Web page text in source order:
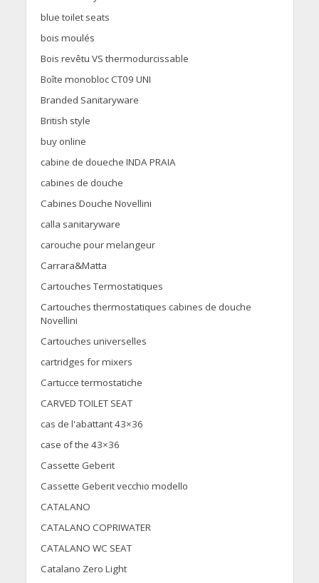
blue toilet seats
bois moulés
Bois revêtu VS thermodurcissable
Boîte monobloc CT09 UNI
Branded Sanitaryware
British style
buy online
cabine de doueche INDA PRAIA
cabines de douche
Cabines Douche Novellini
calla sanitaryware
carouche pour melangeur
Carrara&Matta
Cartouches Termostatiques
Cartouches thermostatiques cabines de douche
Novellini
Cartouches universelles
cartridges for mixers
Cartucce termostatiche
CARVED TOILET SEAT
cas de l'abattant 43×36
case of the 43×36
Cassette Geberit
Cassette Geberit vecchio modello
CATALANO
CATALANO COPRIWATER
CATALANO WC SEAT
Catalano Zero Light